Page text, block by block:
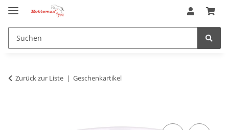
Zurück zur Liste Geschenkartikel